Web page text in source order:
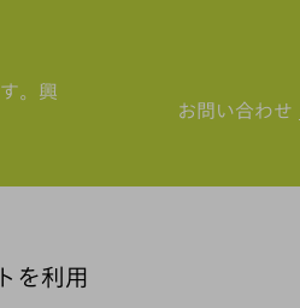
。興
お問い合わせ
を利用